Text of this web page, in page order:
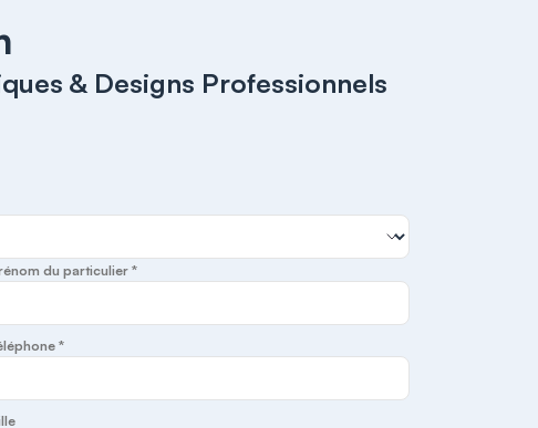
& Designs Professionnels
du particulier *
*